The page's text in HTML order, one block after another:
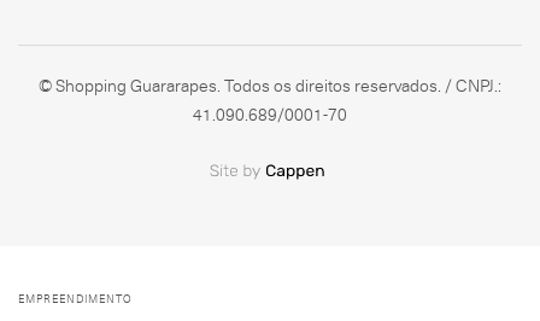
© Shopping Guararapes. Todos os direitos reservados. / CNPJ.:
41.090.689/0001-70
EMPREENDIMENTO